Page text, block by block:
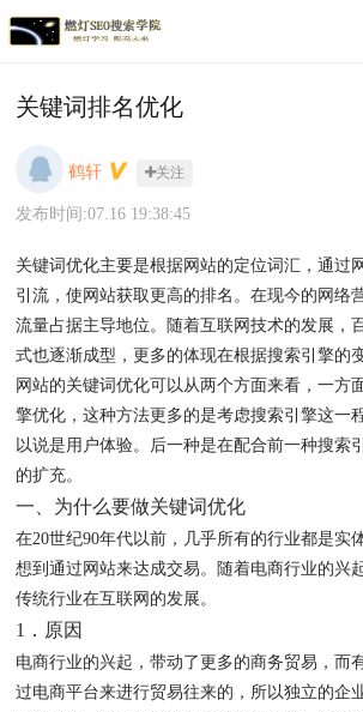
关键词排名优化
鹤轩 关注
发布时间:07.16 19:38:45
关键词优化主要是根据网站的定位词汇，通过
引流，使网站获取更高的排名。在现今的网络
流量占据主导地位。随着互联网技术的发展，
式也逐渐成型，更多的体现在根据搜索引擎的
网站的关键词优化可以从两个方面来看，一方
擎优化，这种方法更多的是考虑搜索引擎这一
以说是用户体验。后一种是在配合前一种搜索
的扩充。
一、为什么要做关键词优化
在20世纪90年代以前，几乎所有的行业都是实
想到通过网站来达成交易。随着电商行业的兴
传统行业在互联网的发展。
1．原因
电商行业的兴起，带动了更多的商务贸易，而
过电商平台来进行贸易往来的，所以独立的企